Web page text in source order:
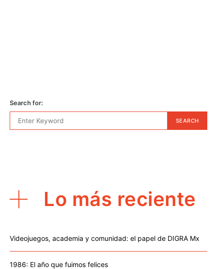
Search for:
SEARCH
Lo más reciente
Videojuegos, academia y comunidad: el papel de DIGRA Mx
1986: El año que fuimos felices